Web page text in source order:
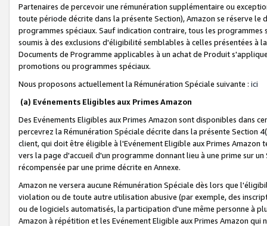
Partenaires de percevoir une rémunération supplémentaire ou
toute période décrite dans la présente Section), Amazon se réserve
programmes spéciaux. Sauf indication contraire, tous les
soumis à des exclusions d'éligibilité semblables à celles présentées à
Documents de Programme applicables à un achat de Produit
promotions ou programmes spéciaux.
Nous proposons actuellement la Rémunération Spéciale suivante : ici
(a) Evénements Eligibles aux Primes Amazon
Des Evénements Eligibles aux Primes Amazon sont disponibles dans
percevrez la Rémunération Spéciale décrite dans la présente Section
client, qui doit être éligible à l'Evénement Eligible aux Primes Amazon
vers la page d'accueil d'un programme donnant lieu à une prime sur
récompensée par une prime décrite en Annexe.
Amazon ne versera aucune Rémunération Spéciale dès lors que
violation ou de toute autre utilisation abusive (par exemple, des
ou de logiciels automatisés, la participation d'une même personne à
Amazon à répétition et les Evénement Eligible aux Primes Amazon qui